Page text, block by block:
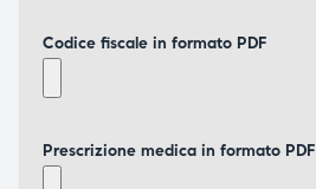
Codice fiscale in formato PDF
Prescrizione medica in formato PDF